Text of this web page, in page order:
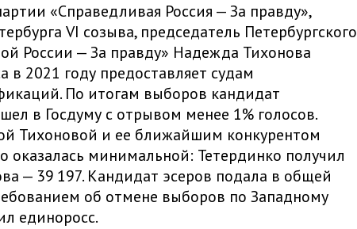
«Справедливая Россия — За правду»,
VI созыва, председатель Петербургского
России — За правду» Надежда Тихонова
в 2021 году предоставляет судам
По итогам выборов кандидат
в Госдуму с отрывом менее 1% голосов.
Тихоновой и ее ближайшим конкурентом
оказалась минимальной: Тетердинко получил
— 39 197. Кандидат эсеров подала в общей
об отмене выборов по Западному
единоросс.